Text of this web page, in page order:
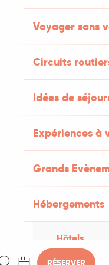
Voyager sans
Circuits
Idées de
Expériences à
Grands
Hébergements
Hôtels
RÉSERVER
Recherche